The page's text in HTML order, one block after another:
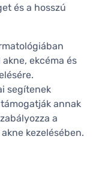
és a hosszú
ekcéma és
segítenek
annak
a
kezelésében.